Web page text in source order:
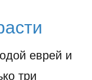
еврей и
три